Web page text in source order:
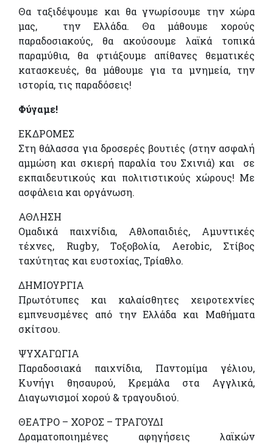
Θα ταξιδέψουμε και θα γνωρίσουµε την χώρα
μας, την Ελλάδα. Θα μάθουμε χορούς
παραδοσιακούς, θα ακούσουμε λαϊκά τοπικά
παραμύθια, θα φτιάξουμε απίθανες θεματικές
κατασκευές, θα μάθουμε για τα μνημεία, την
ιστορία, τις παραδόσεις!
Φύγαμε!
ΕΚΔΡΟΜΕΣ
Στη θάλασσα για δροσερές βουτιές (στην ασφαλή
αµµώση και σκιερή παραλία του Σχινιά) και σε
εκπαιδευτικούς και πολιτιστικούς χώρους! Με
ασφάλεια και οργάνωση.
ΑΘΛΗΣΗ
Οµαδικά παιχνίδια, Αθλοπαιδιές, Αµυντικές
τέχνες, Rugby, Τοξοβολία, Aerobic, Στίβος
ταχύτητας και ευστοχίας, Τρίαθλο.
ΔΗΜΙΟΥΡΓΙΑ
Πρωτότυπες και καλαίσθητες χειροτεχνίες
εµπνευσµένες από την Ελλάδα και Μαθήµατα
σκίτσου.
ΨΥΧΑΓΩΓΙΑ
Παραδοσιακά παιχνίδια, Παντοµίµα γέλιου,
Κυνήγι θησαυρού, Κρεµάλα στα Αγγλικά,
Διαγωνισµοί χορού & τραγουδιού.
ΘΕΑΤΡΟ – ΧΟΡΟΣ – ΤΡΑΓΟΥΔΙ
Δραµατοποιηµένες αφηγήσεις λαϊκών